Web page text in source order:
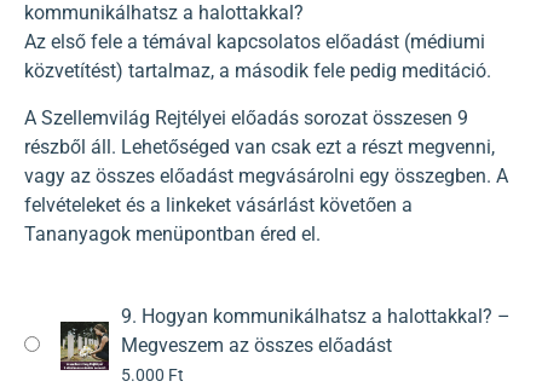
kommunikálhatsz a halottakkal?
Az első fele a témával kapcsolatos előadást (médiumi
közvetítést) tartalmaz, a második fele pedig meditáció.
A Szellemvilág Rejtélyei előadás sorozat összesen 9
részből áll. Lehetőséged van csak ezt a részt megvenni,
vagy az összes előadást megvásárolni egy összegben. A
felvételeket és a linkeket vásárlást követően a
Tananyagok menüpontban éred el.
9. Hogyan kommunikálhatsz a halottakkal? –
Megveszem az összes előadást
5.000 Ft